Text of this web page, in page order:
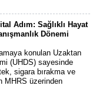
Adım: Sağlıklı Hayat
Dönemi
konulan Uzaktan
(UHDS) sayesinde
sigara bırakma ve
MHRS üzerinden